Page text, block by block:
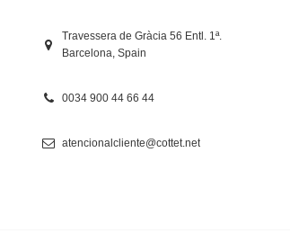
Travessera de Gràcia 56 Entl. 1ª.
Barcelona, Spain
0034 900 44 66 44
atencionalcliente@cottet.net